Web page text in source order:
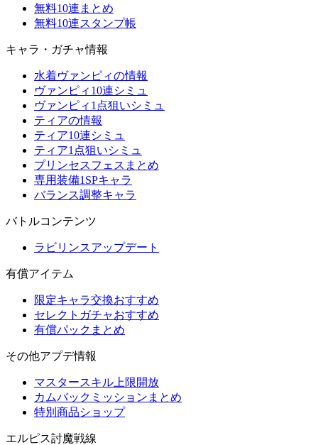
無料10連まとめ
無料10連スタンプ帳
キャラ・ガチャ情報
水着ヴァンピィの情報
ヴァンピィ10連シミュ
ヴァンピィ1点狙いシミュ
ティアの情報
ティア10連シミュ
ティア1点狙いシミュ
プリンセスフェスまとめ
専用装備1SPキャラ
バランス調整キャラ
バトルコンテンツ
ラビリンスアップデート
有償アイテム
限定キャラ交換おすすめ
セレクトガチャおすすめ
有償パックまとめ
その他アプデ情報
マスタースキル上限開放
カムバックミッションまとめ
特別商品ショップ
エルピス討魔戦線